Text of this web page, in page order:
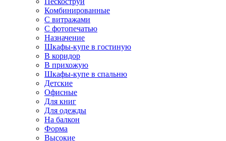
Комбинированные
С витражами
С фотопечатью
Назначение
Шкафы-купе в гостиную
В коридор
В прихожую
Шкафы-купе в спальню
Детские
Офисные
Для книг
Для одежды
На балкон
Форма
Высокие